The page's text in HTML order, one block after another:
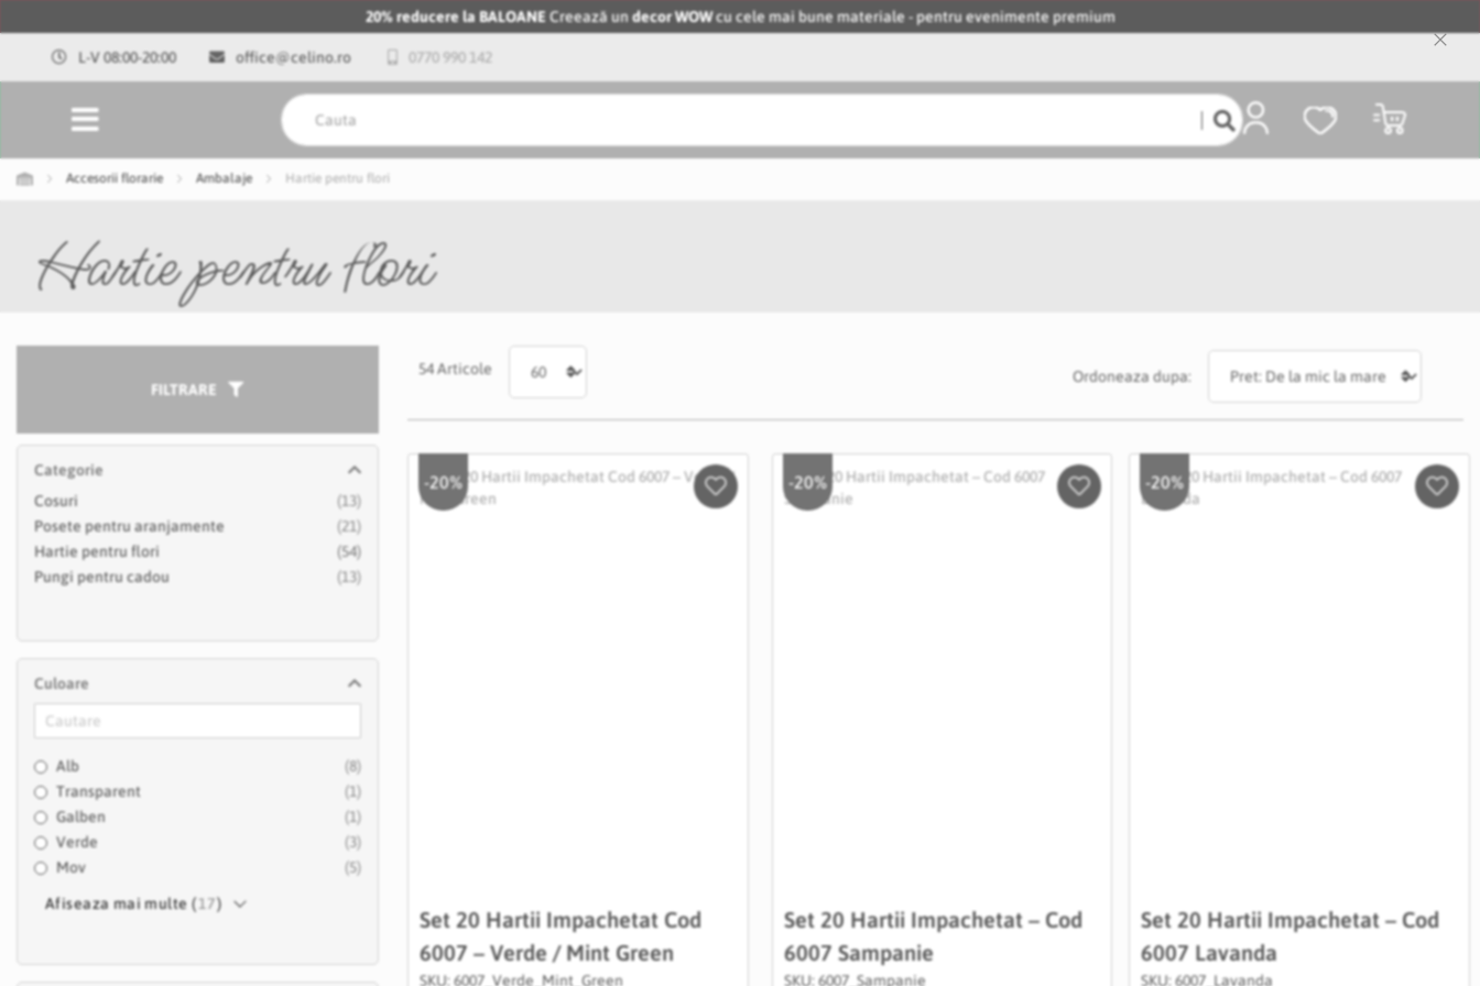
20% reducere la BALOANE Creează undecor WOWcu cele mai bune materiale - pentru evenimente premium
L-V 08:00-20:00 office@celino.ro 0770 990 142
Coșul meu
Accesorii florarie Ambalaje Hartie pentru flori
Hartie pentru flori
54Articole Ordoneaza dupa:
-20%
Set 20 Hartii Impachetat Cod
6007 – Verde / Mint Green
SKU: 6007_Verde_Mint_Green
Salveaza
-20%
Set 20 Hartii Impachetat – Cod
6007 Sampanie
SKU: 6007_Sampanie
Salveaza
-20%
Set 20 Hartii Impachetat – Cod
6007 Lavanda
SKU: 6007_Lavanda
FILTRARE
Categorie
Cosuri
13
articole
Posete pentru aranjamente
21
articole
Hartie pentru flori
54
articole
Pungi pentru cadou
13
articole
Culoare
Alb 8
articole
Transparent
1
articol
Galben
1
articol
Verde
3
articole
Mov
5
articole
Afiseaza mai multe (17)